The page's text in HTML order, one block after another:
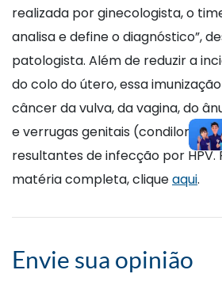
realizada por ginecologista, o
analisa e define o diagnóstico”,
patologista. Além de reduzir a
do colo do útero, essa
câncer da vulva, da vagina, do
e verrugas genitais (condiloma
resultantes de infecção por HPV.
matéria completa, cliqueaqui.
Envie sua opinião